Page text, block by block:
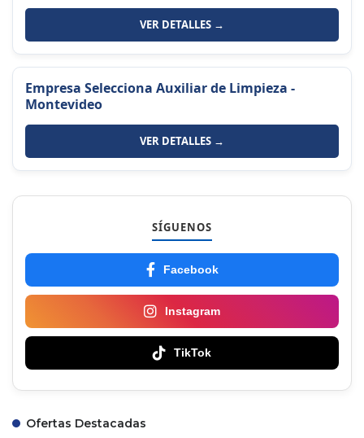
VER DETALLES →
Empresa Selecciona Auxiliar de Limpieza -
Montevideo
VER DETALLES →
SÍGUENOS
Facebook
Instagram
TikTok
Ofertas Destacadas